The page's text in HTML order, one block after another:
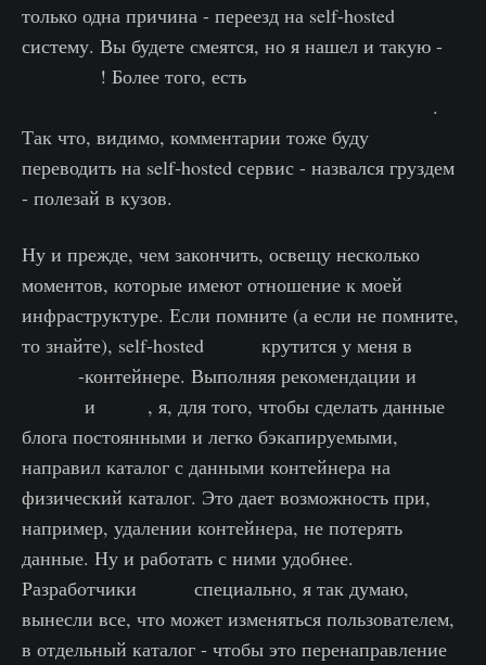
только одна причина - переезд на self-hosted
систему. Вы будете смеятся, но я нашел и такую -
! Более того, есть
.
Так что, видимо, комментарии тоже буду
переводить на self-hosted сервис - назвался груздем
- полезай в кузов.
Ну и прежде, чем закончить, освещу несколько
моментов, которые имеют отношение к моей
инфраструктуре. Если помните (а если не помните,
то знайте), self-hosted
крутится у меня в
-контейнере. Выполняя рекомендации и
и
, я, для того, чтобы сделать данные
блога постоянными и легко бэкапируемыми,
направил каталог с данными контейнера на
физический каталог. Это дает возможность при,
например, удалении контейнера, не потерять
данные. Ну и работать с ними удобнее.
Разработчики
специально, я так думаю,
вынесли все, что может изменяться пользователем,
в отдельный каталог - чтобы это перенаправление